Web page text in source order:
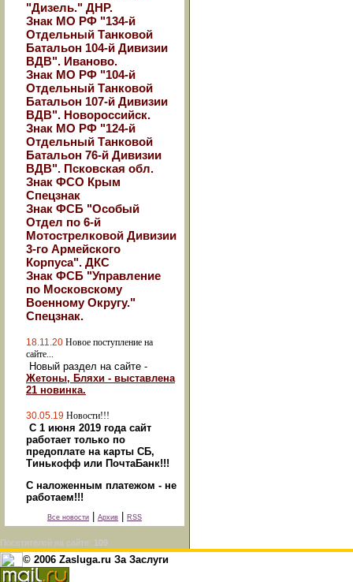
"Дизель." ДНР.
Знак МО РФ "134-й
Отдельный Танковой
Батальон 104-й Дивизии
ВДВ". Иваново.
Знак МО РФ "104-й
Отдельный Танковой
Батальон 107-й Дивизии
ВДВ". Новороссийск.
Знак МО РФ "124-й
Отдельный Танковой
Батальон 76-й Дивизии
ВДВ". Псковская обл.
Знак ФСО Крым
Спецзнак
Знак ФСБ "Особый
Отдел по 6-й
Мотострелковой Дивизии
3-го Армейского
Корпуса". ДКС
Знак ФСБ "Управление
по Московскому
Военному Округу."
Спецзнак.
18.11.20 Новое поступление на
сайте...
Новый раздел на сайте -
Жетоны, Бляхи - выставлена
21 новинка.
30.05.19 Новости!!!
С 1 июня 2019 года сайт
работает только по
предоплате на карты СБ,
Тинькофф или ПочтаБанк!!!
С наложенным платежом - не
работаем!!!
Все новости Архив RSS
Посетителей на сайте: 109
© 2006 Zasluga.ru За Заслуги